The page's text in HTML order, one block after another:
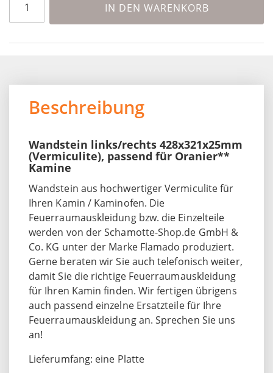
IN DEN WARENKORB
Beschreibung
Wandstein links/rechts 428x321x25mm
(Vermiculite), passend für Oranier**
Kamine
Wandstein aus hochwertiger Vermiculite für
Ihren Kamin / Kaminofen. Die
Feuerraumauskleidung bzw. die Einzelteile
werden von der Schamotte-Shop.de GmbH &
Co. KG unter der Marke Flamado produziert.
Gerne beraten wir Sie auch telefonisch weiter,
damit Sie die richtige Feuerraumauskleidung
für Ihren Kamin finden. Wir fertigen übrigens
auch passend einzelne Ersatzteile für Ihre
Feuerraumauskleidung an. Sprechen Sie uns
an!
Lieferumfang: eine Platte